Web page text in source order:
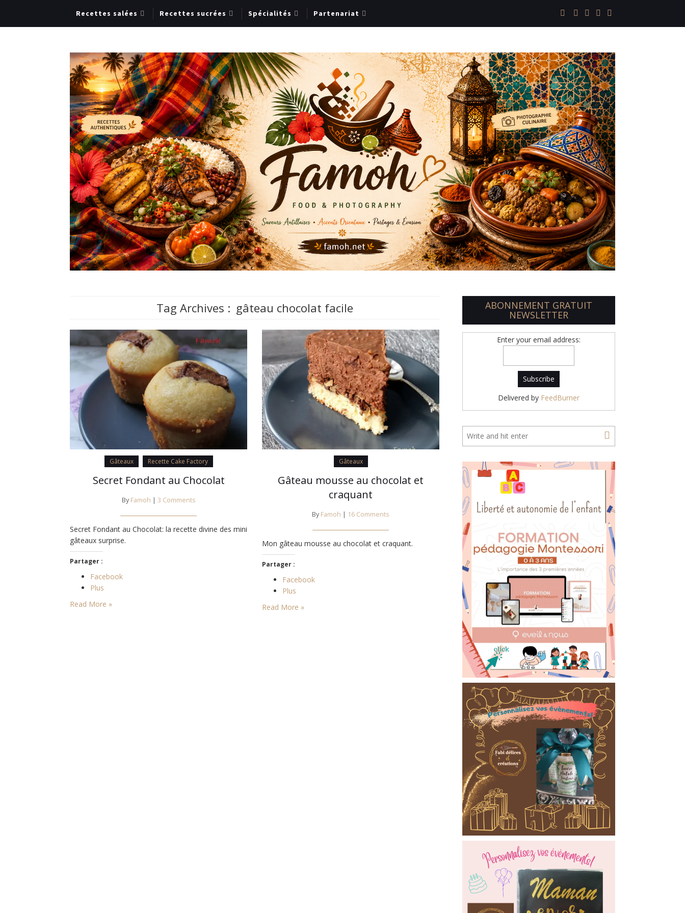
Recettes salées Recettes sucrées Spécialités Partenariat
Tag Archives : gâteau chocolat facile
Gâteaux Recette Cake Factory
Secret Fondant au Chocolat
By Famoh | 3 Comments
Secret Fondant au Chocolat: la recette divine des mini
gâteaux surprise.
Partager :
Facebook
Plus
Read More »
Gâteaux
Gâteau mousse au chocolat et
craquant
By Famoh | 16 Comments
Mon gâteau mousse au chocolat et craquant.
Partager :
Facebook
Plus
Read More »
ABONNEMENT GRATUIT
NEWSLETTER
Enter your email address:
Delivered by FeedBurner